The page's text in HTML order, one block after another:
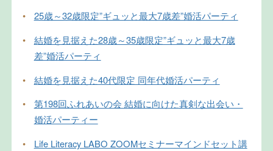
•
25歳～32歳限定”ギュッと最大7歳差”婚活パーティ
•
結婚を見据えた28歳～35歳限定”ギュッと最大7歳
差”婚活パーティ
•
結婚を見据えた40代限定 同年代婚活パーティ
•
第198回ふれあいの会 結婚に向けた真剣な出会い・
婚活パーティー
•
Life Literacy LABO ZOOMセミナーマインドセット講